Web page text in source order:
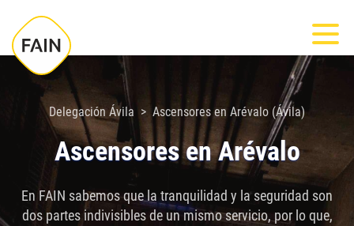
este
sitio
accesibilidad.
Delegación Ávila Ascensores en Arévalo (Ávila)
Ascensores en Arévalo
En FAIN sabemos que la tranquilidad y la seguridad son
dos partes indivisibles de un mismo servicio, por lo que,